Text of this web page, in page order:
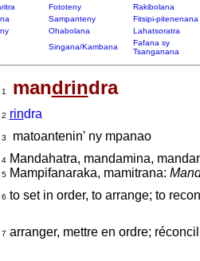
Fototeny
Rakibolana
Sampanteny
Fitsipi-pitenenana
Ohabolana
Lahatsoratra
Singana/Kambana
Fafana sy
Tsanganana
1 mandrindra
2 rindra
3
matoantenin' ny mpanao
4Mandahatra, mandamina,
5Mampifanaraka, mamitrana:
6 to set in order, to arrange; to
7 arranger, mettre en ordre;